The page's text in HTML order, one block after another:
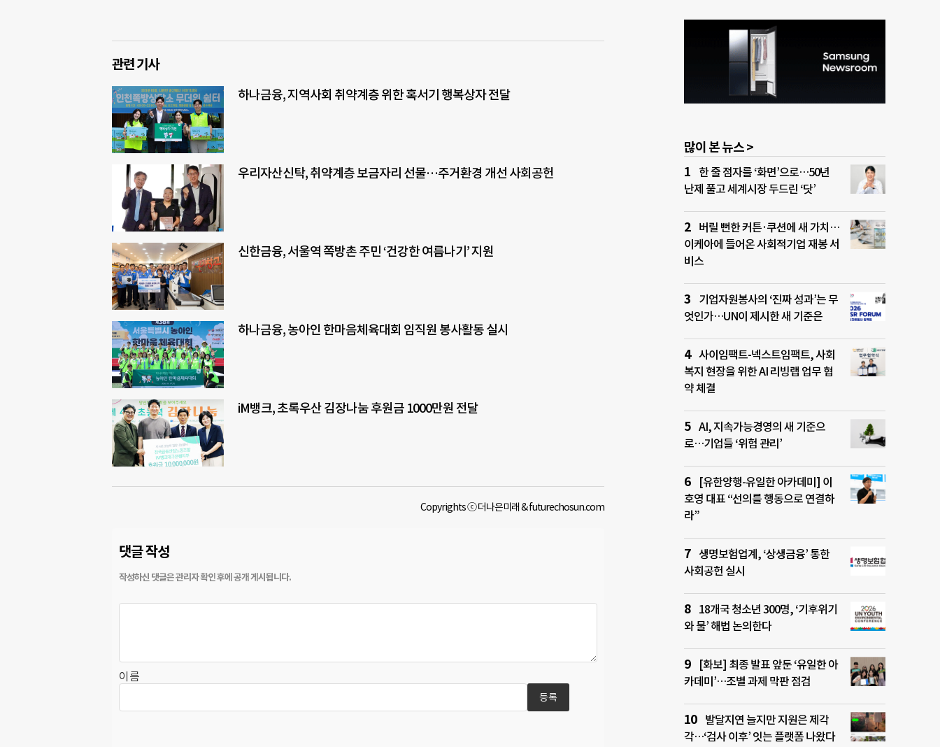
관련 기사
하나금융, 지역사회 취약계층 위한 혹서기 행복상자 전달
우리자산신탁, 취약계층 보금자리 선물…주거환경 개선 사회공헌
신한금융, 서울역 쪽방촌 주민 ‘건강한 여름나기’ 지원
하나금융, 농아인 한마음체육대회 임직원 봉사활동 실시
iM뱅크, 초록우산 김장나눔 후원금 1000만원 전달
Copyrights ⓒ 더나은미래 & futurechosun.com
댓글 작성
이름
많이 본 뉴스 >
한 줄 점자를 ‘화면’으로…50년
난제 풀고 세계시장 두드린 ‘닷’
버릴 뻔한 커튼·쿠션에 새 가치…
이케아에 들어온 사회적기업 재봉 서
비스
기업자원봉사의 ‘진짜 성과’는 무
엇인가…UN이 제시한 새 기준은
사이임팩트-넥스트임팩트, 사회
복지 현장을 위한 AI 리빙랩 업무 협
약 체결
AI, 지속가능경영의 새 기준으
로…기업들 ‘위험 관리’
[유한양행-유일한 아카데미] 이
호영 대표 “선의를 행동으로 연결하
라”
생명보험업계, ‘상생금융’ 통한
사회공헌 실시
18개국 청소년 300명, ‘기후위기
와 물’ 해법 논의한다
[화보] 최종 발표 앞둔 ‘유일한 아
카데미’…조별 과제 막판 점검
발달지연 늘지만 지원은 제각
각…‘검사 이후’ 잇는 플랫폼 나왔다